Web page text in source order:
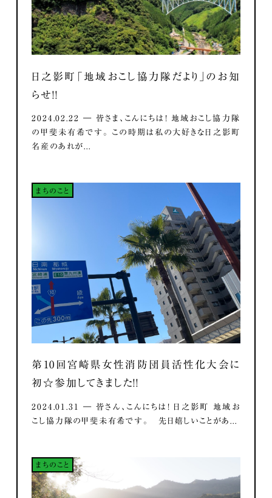
日之影町「地域おこし協力隊だより」のお知
らせ！！
2024.02.22 ― 皆さま、こんにちは！ 地域おこし協力隊
の甲斐未有希です。 この時期は私の大好きな日之影町
名産のあれが...
まちのこと
第10回宮崎県女性消防団員活性化大会に
初☆参加してきました！！
2024.01.31 ― 皆さん、こんにちは！ 日之影町 地域お
こし協力隊の甲斐未有希です。 先日嬉しいことがあ...
まちのこと